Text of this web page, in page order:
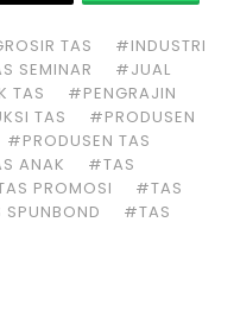
TAS
#INDUSTRI
SEMINAR
#JUAL
TAS
#PENGRAJIN
TAS
#PRODUSEN
#PRODUSEN TAS
ANAK
#TAS
PROMOSI
#TAS
#TAS